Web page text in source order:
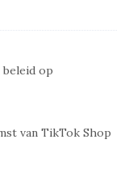
beleid op
van TikTok Shop